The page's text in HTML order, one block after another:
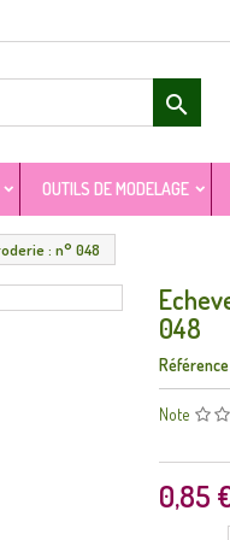

OUTILS DE MODELAGE
: n° 048
048
Référence
Note
0,85